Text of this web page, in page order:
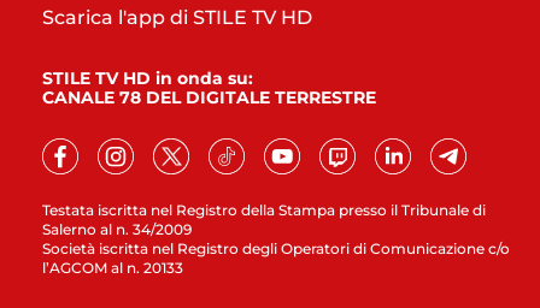
Testata iscritta nel Registro della Stampa presso il Tribunale di
Salerno al n. 34/2009
Società iscritta nel Registro degli Operatori di Comunicazione c/o
l’AGCOM al n. 20133
Scarica l'app di STILE TV HD
STILE TV HD in onda su:
CANALE 78 DEL DIGITALE TERRESTRE